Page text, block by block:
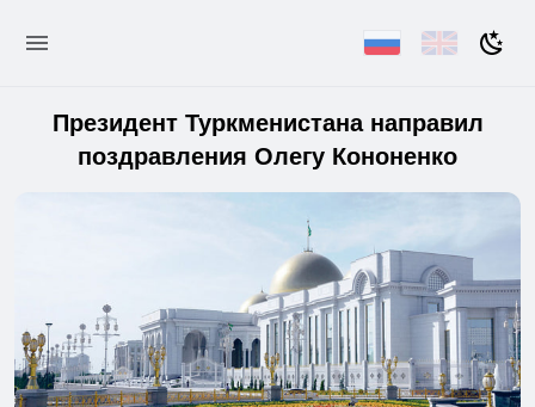
Президент Туркменистана направил
поздравления Олегу Кононенко